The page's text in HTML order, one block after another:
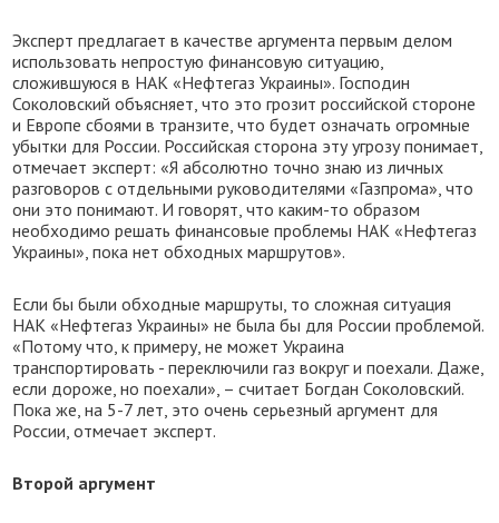
Эксперт предлагает в качестве аргумента первым делом
использовать непростую финансовую ситуацию,
сложившуюся в НАК «Нефтегаз Украины». Господин
Соколовский объясняет, что это грозит российской стороне
и Европе сбоями в транзите, что будет означать огромные
убытки для России. Российская сторона эту угрозу понимает,
отмечает эксперт: «Я абсолютно точно знаю из личных
разговоров с отдельными руководителями «Газпрома», что
они это понимают. И говорят, что каким-то образом
необходимо решать финансовые проблемы НАК «Нефтегаз
Украины», пока нет обходных маршрутов».
Если бы были обходные маршруты, то сложная ситуация
НАК «Нефтегаз Украины» не была бы для России проблемой.
«Потому что, к примеру, не может Украина
транспортировать - переключили газ вокруг и поехали. Даже,
если дороже, но поехали», – считает Богдан Соколовский.
Пока же, на 5-7 лет, это очень серьезный аргумент для
России, отмечает эксперт.
Второй аргумент